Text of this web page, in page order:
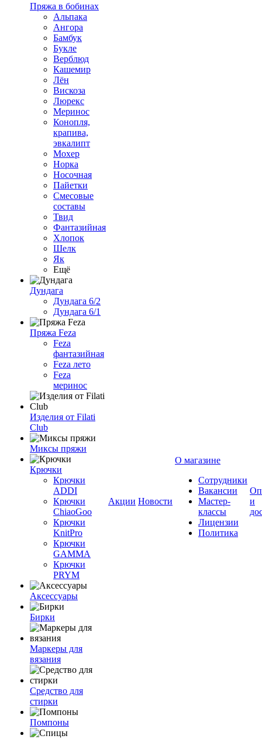
Пряжа в бобинах
Альпака
Ангора
Бамбук
Букле
Верблюд
Кашемир
Лён
Вискоза
Люрекс
Меринос
Конопля,
крапива,
эвкалипт
Мохер
Норка
Носочная
Пайетки
Смесовые
составы
Твид
Фантазийная
Хлопок
Шелк
Як
Ещё
Дундага
Дундага 6/2
Дундага 6/1
Пряжа Feza
Feza
фантазийная
Feza лето
Feza
меринос
Изделия от Filati
Club
Миксы пряжи
Крючки
Крючки
ADDI
Крючки
ChiaoGoo
Крючки
KnitPro
Крючки
GAMMA
Крючки
PRYM
Аксессуары
Бирки
Маркеры для
вязания
Средство для
стирки
Помпоны
Акции Новости
О магазине
Сотрудники
Вакансии
Мастер-
классы
Лицензии
Политика
и